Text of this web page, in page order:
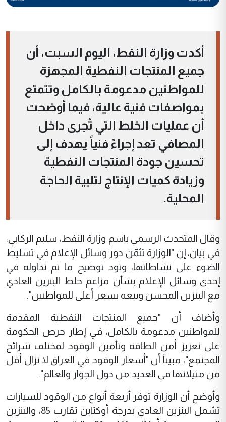
أكدت وزارة النفط، اليوم السبت، أن
جميع المنتجات النفطية المجهزة
للمواطنين مدعومة بالكامل وتتمتع
بمواصفات فنية عالية، فيما أوضحت
أن عمليات الخلط التي تُجرى داخل
المصافي تعد إجراءً فنياً يهدف إلى
تحسين جودة المنتجات النفطية
وزيادة كميات الإنتاج لتلبية الحاجة
المحلية.
وقال المتحدث الرسمي باسم وزارة النفط، سليم الركابي،
في بيان، إن "الوزارة تثمّن دور وسائل الإعلام في تسليط
الضوء على نشاطاتها، وتود توضيح ما تم تداوله في
إحدى وسائل الإعلام بشأن مزاعم خلط البنزين العادي
مع البنزين المحسن وبيعه بسعر أعلى للمواطنين".
وأضاف أن "جميع المنتجات النفطية المقدمة
للمواطنين مدعومة بالكامل، في إطار حرص الحكومة
على تعزيز أمن الطاقة وتأمين الوقود لمختلف شرائح
المجتمع"، مبيناً أن "أسعار الوقود في العراق لا تزال أقل
من مثيلاتها في العديد من دول الجوار والعالم".
وأوضح أن الوزارة توفر أربعة أنواع من الوقود للسيارات
تشمل البنزين العادي بدرجة أوكتاين تقارب 85، والبنزين